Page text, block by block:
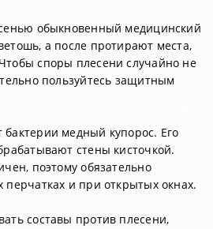
обыкновенный медицинский
а после протирают места,
споры плесени случайно не
пользуйтесь защитным
медный купорос. Его
стены кисточкой.
поэтому обязательно
перчатках и при открытых окнах.
составы против плесени,